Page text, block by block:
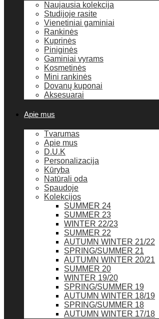
Naujausia kolekcija
Studijoje rasite
Vienetiniai gaminiai
Rankinės
Kuprinės
Piniginės
Gaminiai vyrams
Kosmetinės
Mini rankinės
Dovanų kuponai
Aksesuarai
Apie mus
Tvarumas
Apie mus
D.U.K
Personalizacija
Kūryba
Natūrali oda
Spaudoje
Kolekcijos
SUMMER 24
SUMMER 23
WINTER 22/23
SUMMER 22
AUTUMN WINTER 21/22
SPRING/SUMMER 21
AUTUMN WINTER 20/21
SUMMER 20
WINTER 19/20
SPRING/SUMMER 19
AUTUMN WINTER 18/19
SPRING/SUMMER 18
AUTUMN WINTER 17/18